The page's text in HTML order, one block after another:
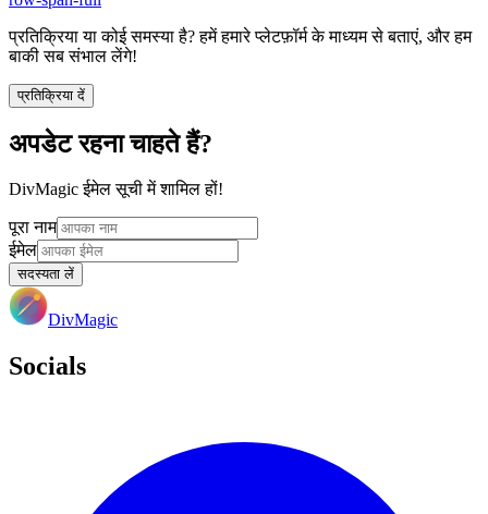
प्रतिक्रिया या कोई समस्या है? हमें हमारे प्लेटफ़ॉर्म के माध्यम से बताएं, और हम
बाकी सब संभाल लेंगे!
प्रतिक्रिया दें
अपडेट रहना चाहते हैं?
DivMagic ईमेल सूची में शामिल हों!
पूरा नाम
ईमेल
सदस्यता लें
DivMagic
Socials